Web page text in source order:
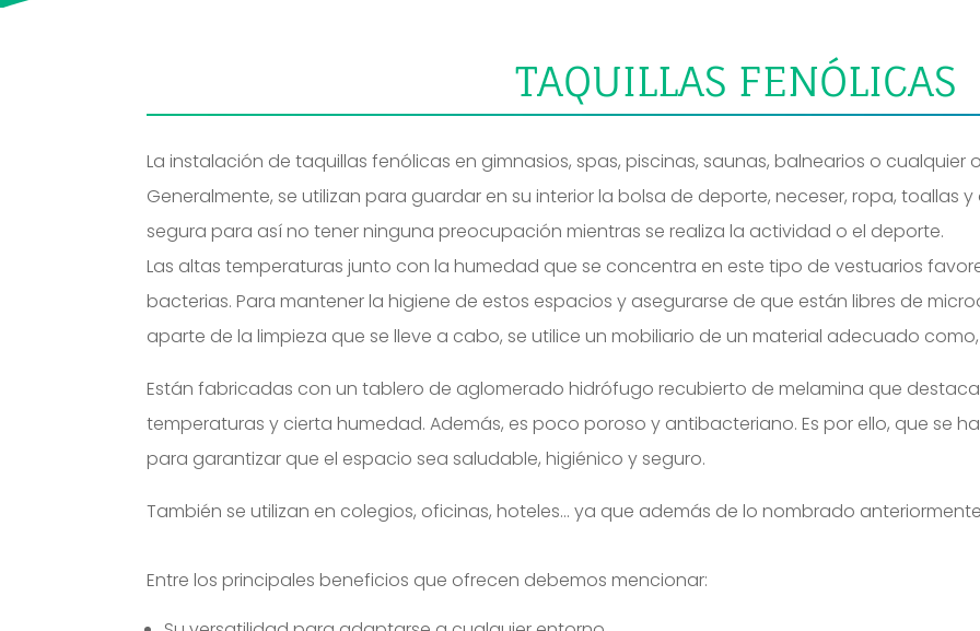
TAQUILLAS FENÓLICAS
La instalación de taquillas fenólicas en gimnasios, spas, piscinas, saunas, balnearios o
Generalmente, se utilizan para guardar en su interior la bolsa de deporte, neceser, ropa, toallas
segura para así no tener ninguna preocupación mientras se realiza la actividad o el deporte.
Las altas temperaturas junto con la humedad que se concentra en este tipo de vestuarios
bacterias. Para mantener la higiene de estos espacios y asegurarse de que están libres de
aparte de la limpieza que se lleve a cabo, se utilice un mobiliario de un material adecuado
Están fabricadas con un tablero de aglomerado hidrófugo recubierto de melamina que
temperaturas y cierta humedad. Además, es poco poroso y antibacteriano. Es por ello, que se
para garantizar que el espacio sea saludable, higiénico y seguro.
También se utilizan en colegios, oficinas, hoteles… ya que además de lo nombrado
Entre los principales beneficios que ofrecen debemos mencionar: